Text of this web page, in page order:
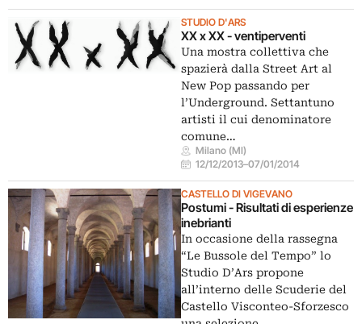
STUDIO D'ARS
XX x XX - ventiperventi
Una mostra collettiva che
spazierà dalla Street Art al
New Pop passando per
l’Underground. Settantuno
artisti il cui denominatore
comune…
Milano (MI)
12/12/2013–07/01/2014
CASTELLO DI VIGEVANO
Postumi - Risultati di esperienze
inebrianti
In occasione della rassegna
“Le Bussole del Tempo” lo
Studio D’Ars propone
all’interno delle Scuderie del
Castello Visconteo-Sforzesco